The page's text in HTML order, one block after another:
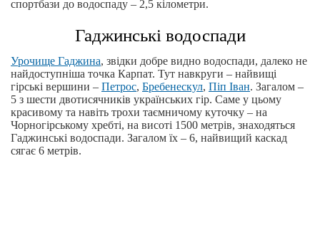
спортбази до водоспаду – 2,5 кілометри.
Гаджинські водоспади
Урочище Гаджина, звідки добре видно водоспади, далеко не
найдоступніша точка Карпат. Тут навкруги – найвищі
гірські вершини – Петрос, Бребенескул, Піп Іван. Загалом –
5 з шести двотисячників українських гір. Саме у цьому
красивому та навіть трохи таємничому куточку – на
Чорногірському хребті, на висоті 1500 метрів, знаходяться
Гаджинські водоспади. Загалом їх – 6, найвищий каскад
сягає 6 метрів.